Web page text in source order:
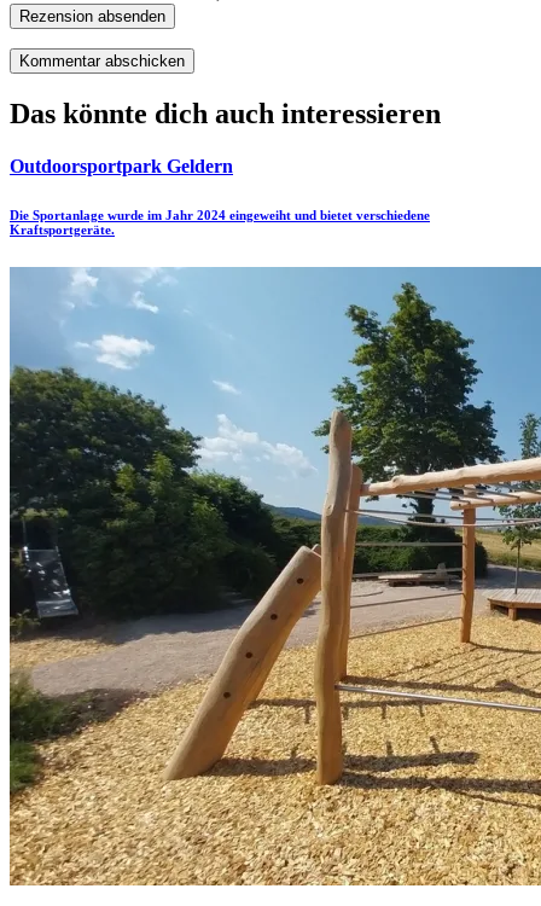
Rezension absenden
Das könnte dich auch interessieren
Outdoorsportpark Geldern
Die Sportanlage wurde im Jahr 2024 eingeweiht und bietet verschiedene
Kraftsportgeräte.